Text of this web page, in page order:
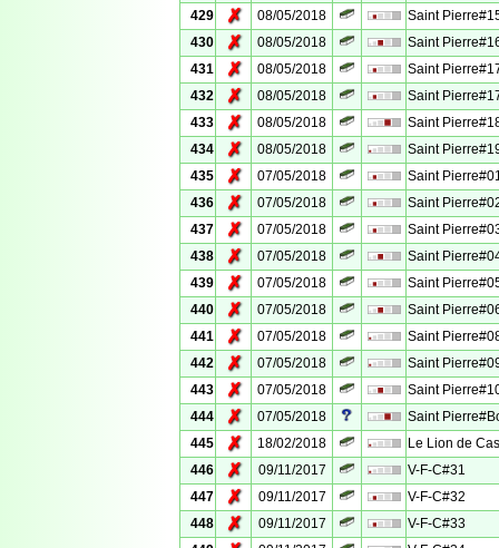
429 ✗ 08/05/2018
Saint
430
✗ 08/05/2018
Saint
431
✗ 08/05/2018
Saint
432
✗ 08/05/2018
Saint
433
✗ 08/05/2018
Saint
434
✗ 08/05/2018
Saint
435
✗ 07/05/2018
Saint
436
✗ 07/05/2018
Saint
437
✗ 07/05/2018
Saint
438
✗ 07/05/2018
Saint
439
✗ 07/05/2018
Saint
440
✗ 07/05/2018
Saint
441
✗ 07/05/2018
Saint
442
✗ 07/05/2018
Saint
443
✗ 07/05/2018
Saint
444
✗ 07/05/2018
Saint
445
✗ 18/02/2018
Le Lion de
446
✗ 09/11/2017
V-F-C#31
447
✗ 09/11/2017
V-F-C#32
448
✗ 09/11/2017
V-F-C#33